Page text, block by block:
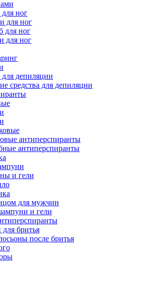
ног
для ног
для ног
для ног
депиляции
средства для депиляции
антиперспиранты
антиперспиранты
и гели
для мужчин
и гели
бритья
после бритья